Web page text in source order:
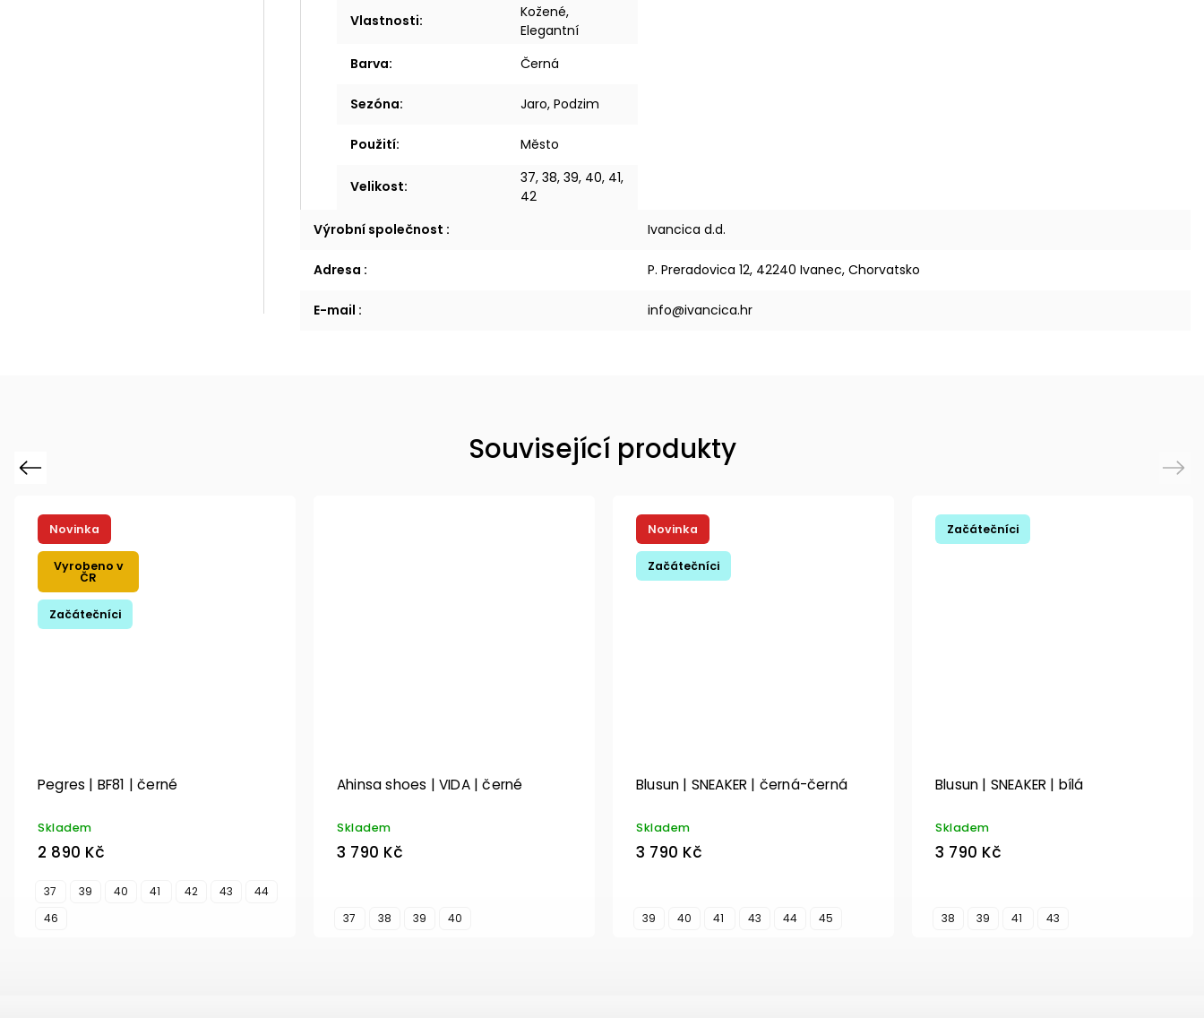
Vlastnosti:
Kožené,
Elegantní
Barva: Černá
Sezóna: Jaro, Podzim
Použití: Město
Velikost:
37, 38, 39, 40, 41,
42
Výrobní společnost : Ivancica d.d.
Adresa : P. Preradovica 12, 42240 Ivanec, Chorvatsko
E-mail : info@ivancica.hr
Související produkty
Previous
Novinka
Vyrobeno v
ČR
Začátečníci
Pegres | BF81 | černé
Skladem
2 890 Kč
37 39 40 41 42 43
44
46
Ahinsa shoes | VIDA | černé
Skladem
3 790 Kč
37 38 39 40
Novinka
Začátečníci
Blusun | SNEAKER | černá-černá
Skladem
3 790 Kč
39 40 41 43 44 45
Začátečníci
Blusun | SNEAKER | bílá
Skladem
3 790 Kč
38 39 41 43
Next